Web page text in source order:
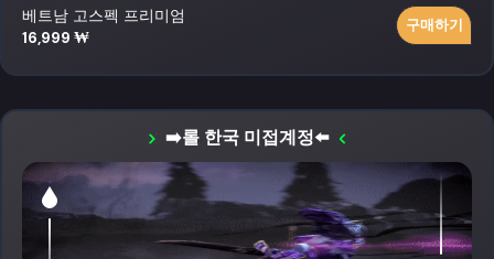
베트남 고스펙 프리미엄
16,999 ₩
구매하기
➡️롤 한국 미접계정⬅️